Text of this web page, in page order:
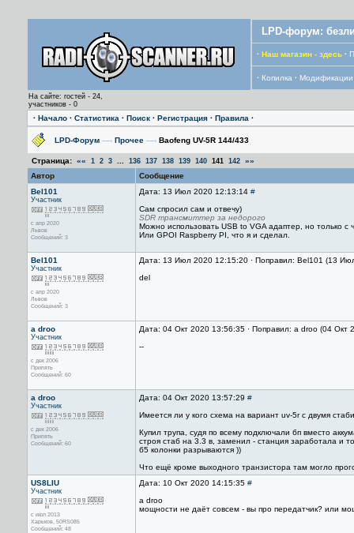
LPD-форум:
· Наш магазин - здесь ·
· Копилка · Модификации
На сайте: гостей - 24,
участников - 0
· Начало · Статистика · Поиск · Регистрация · Правила ·
LPD-Форум —› Прочее —› Baofeng UV-5R 144/433
Страница: «« 1 2 3 136 137 138 139 140 141 142 »»
Автор
Сообщение
Bel101
Участник
с апр 2020
Львов
Сообщений: 3
Дата: 13 Июл 2020 12:13:14 #
Сам спросил сам и отвечу)
SDR трансмиттер за недорого
Можно использовать USB to VGA адаптер, но только с
Или GPOI Raspberry PI, что я и сделал.
Bel101
Участник
с апр 2020
Львов
Сообщений: 3
Дата: 13 Июл 2020 12:15:20 · Поправил: Bel101 (13
del
a droo
Участник
с дек 2006
Припять
Сообщений: 60
Дата: 04 Окт 2020 13:56:35 · Поправил: a droo (04 Окт
--
a droo
Участник
с дек 2006
Припять
Сообщений: 60
Дата: 04 Окт 2020 13:57:29 #
Имеется ли у кого схема на вариант uv-5r с двумя
Купил трупа, судя по всему подключали бп вместо
строя стаб на 3.3 в, заменил - станция заработала и
б5 колонки разрываются ))
Что ещё кроме выходного транзистора там могло
US8LIU
Участник
с июл 2013
Харьков, 50RS085
Сообщений: 48
Дата: 10 Окт 2020 14:15:35 #
a droo
мощности не даёт совсем - вы про передатчик? или